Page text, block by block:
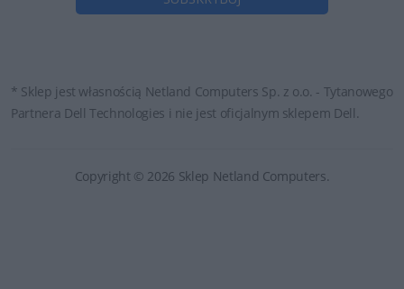
* Sklep jest własnością Netland Computers Sp. z o.o. - Tytanowego
Partnera Dell Technologies i nie jest oficjalnym sklepem Dell.
Copyright © 2026 Sklep Netland Computers.